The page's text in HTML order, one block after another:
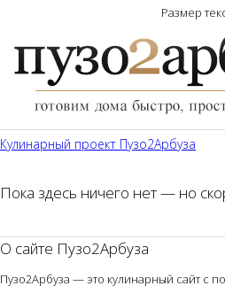
Размер
Кулинарный проект Пузо2Aрбуза
Пока здесь ничего нет — но
О сайте Пузо2Арбуза
Пузо2Арбуза — это кулинарный сайт с